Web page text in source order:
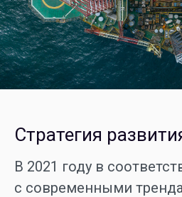
Стратегия
В 2021 году в
с современными